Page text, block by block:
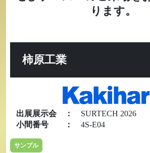
ります。
柿原工業
出展展示会 ： SURTECH 2026
小間番号
： 4S-E04
サンプル